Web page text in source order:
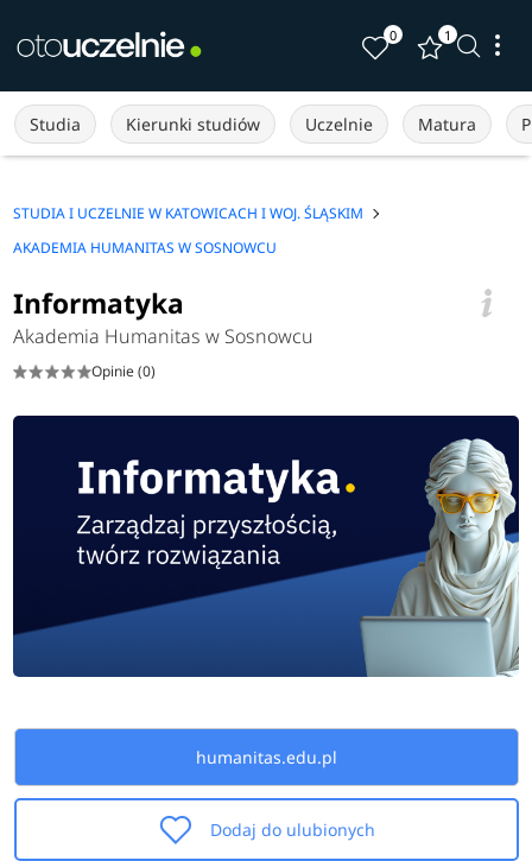
0 1
Studia Kierunki studiów Uczelnie Matura
STUDIA I UCZELNIE W KATOWICACH I WOJ. ŚLĄSKIM
AKADEMIA HUMANITAS W SOSNOWCU
Informatyka
Akademia Humanitas w Sosnowcu
Opinie (0)
humanitas.edu.pl
Dodaj do ulubionych